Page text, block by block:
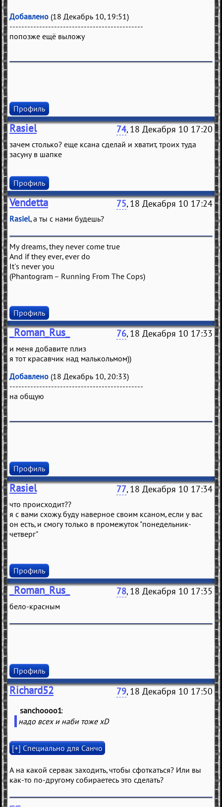
Добавлено (18 Декабрь 10, 19:51)
---------------------------------------------
попозже ещё выложу
Профиль
Rasiel 74, 18 Декабря 10 17:20
зачем столько? еще ксана сделай и хватит, троих туда
засуну в шапке
Профиль
Vendetta 75, 18 Декабря 10 17:24
Rasiel, а ты с нами будешь?
My dreams, they never come true
And if they ever, ever do
It's never you
(Phantogram – Running From The Cops)
Профиль
_Roman_Rus_ 76, 18 Декабря 10 17:33
и меня добавите плиз
я тот красавчик над малькольмом))
Добавлено (18 Декабрь 10, 20:33)
---------------------------------------------
на общую
Профиль
Rasiel 77, 18 Декабря 10 17:34
что происходит??
я с вами схожу. буду наверное своим ксаном, если у вас
он есть, и смогу только в промежуток "понедельник-
четверг"
Профиль
_Roman_Rus_ 78, 18 Декабря 10 17:35
бело-красным
Профиль
Richard52 79, 18 Декабря 10 17:50
sanchoooo1
надо всех и наби тоже xD
А на какой сервак заходить, чтобы сфоткаться? Или вы
как-то по-другому собираетесь это сделать?